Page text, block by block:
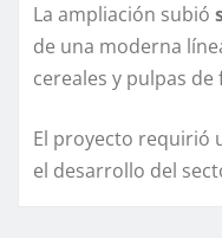
La ampliación subió
de una moderna
cereales y pulpas
El proyecto requirió
el desarrollo del